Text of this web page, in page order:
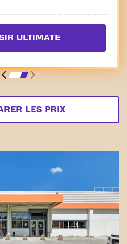
ULTIMATE
LES PRIX